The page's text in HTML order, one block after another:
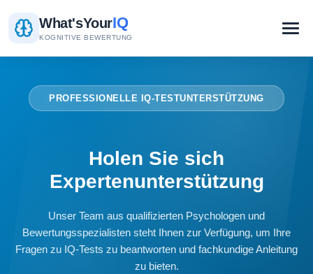
What'sYourIQ
KOGNITIVE BEWERTUNG
PROFESSIONELLE IQ-TESTUNTERSTÜTZUNG
Holen Sie sich
Expertenunterstützung
Unser Team aus qualifizierten Psychologen und
Bewertungsspezialisten steht Ihnen zur Verfügung, um Ihre
Fragen zu IQ-Tests zu beantworten und fachkundige Anleitung
zu bieten.